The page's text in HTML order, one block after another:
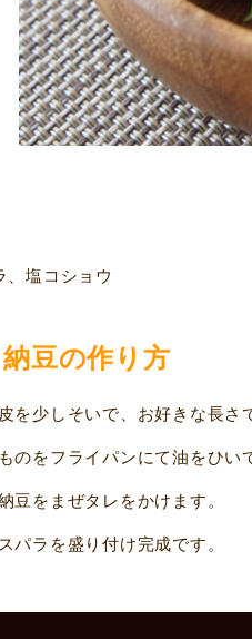
、塩コショウ
豆の作り方
少しそいで、お好きな長さ
をフライパンにて油をひい
をまぜタレをかけます。
ラを盛り付け完成です。